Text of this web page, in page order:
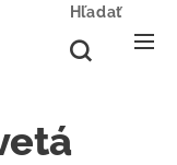
Hľadať